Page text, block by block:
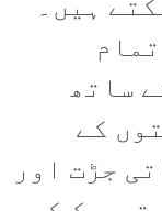
ساتھ
کے
جڑت اور